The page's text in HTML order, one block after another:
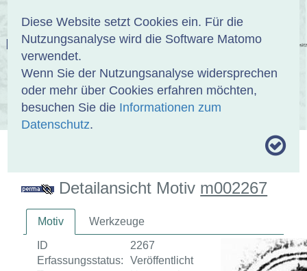
Diese Website setzt Cookies ein. Für die
Nutzungsanalyse wird die Software Matomo
verwendet.
Wenn Sie der Nutzungsanalyse widersprechen
oder mehr über Cookies erfahren möchten,
besuchen Sie die Informationen zum
Datenschutz.
EINBANDDATENBANK
ÜBER UNS SAMMLUNGEN SUCHE
Detailansicht Motiv m002267
Motiv Werkzeuge
ID
2267
Erfassungsstatus:
Veröffentlicht